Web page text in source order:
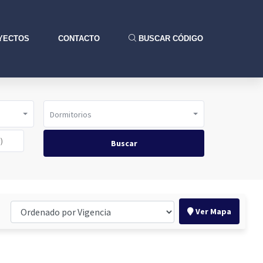
CONTACTO BUSCAR CÓDIGO
Dormitorios
Buscar
Ver Mapa